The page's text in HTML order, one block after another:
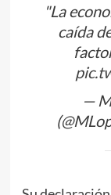
"La
caída
—